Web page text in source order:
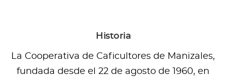
Historia
La Cooperativa de Caficultores de Manizales,
fundada desde el 22 de agosto de 1960, en